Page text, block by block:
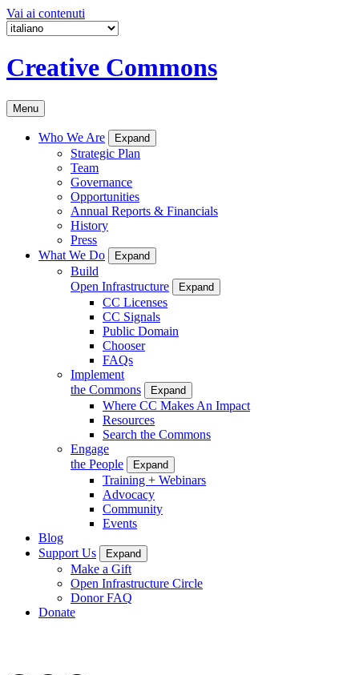
Vai ai contenuti
Creative Commons
Menu
Who We Are Expand
Strategic Plan
Team
Governance
Opportunities
Annual Reports & Financials
History
Press
What We Do
Expand
Build
Open Infrastructure
Expand
CC Licenses
CC Signals
Public Domain
Chooser
FAQs
Implement
the Commons
Expand
Where CC Makes An Impact
Resources
Search the Commons
Engage
the People
Expand
Training + Webinars
Advocacy
Community
Events
Blog
Support Us
Expand
Make a Gift
Open Infrastructure Circle
Donor FAQ
Donate